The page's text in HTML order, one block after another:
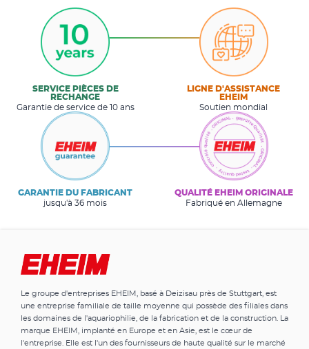
SERVICE PIÈCES DE
RECHANGE
Garantie de service de 10 ans
LIGNE D'ASSISTANCE
EHEIM
Soutien mondial
GARANTIE DU FABRICANT
jusqu'à 36 mois
QUALITÉ EHEIM ORIGINALE
Fabriqué en Allemagne
Le groupe d'entreprises EHEIM, basé à Deizisau près de Stuttgart, est
une entreprise familiale de taille moyenne qui possède des filiales dans
les domaines de l'aquariophilie, de la fabrication et de la construction. La
marque EHEIM, implanté en Europe et en Asie, est le cœur de
l'entreprise. Elle est l'un des fournisseurs de haute qualité sur le marché